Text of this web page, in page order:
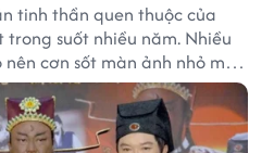
tinh thần quen thuộc của
suốt nhiều năm. Nhiều
cơn sốt màn ảnh nhỏ mà
của cả một thế hệ.